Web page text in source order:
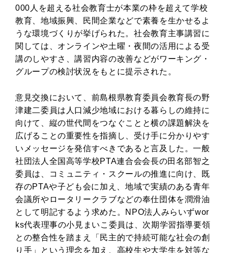
000人を超える社会教育士が本業の枠を超えて学校
教育、地域振興、民間企業などで素養を生かせるよ
うな環境づくりが挙げられた。社会教育主事講習に
関しては、オンラインや土曜・夜間の活用による受
講のしやすさ、講習内容の改善などがワーキング・
グループの検討状況をもとに提示された。
意見交換において、前島根県教育委員会教育長の野
津建二委員は人口減少地域における暮らしの維持に
向けて、縦の世代間をつなぐことと横の課題解決を
広げることの重要性を指摘し、受け手に分かりやす
いメッセージを発信すべきであると言及した。一般
社団法人全国高等学校PTA連合会会長の田名部智之
委員は、コミュニティ・スクールの推進に向け、既
存のPTAや子ども会に加え、地域で実績のある青年
会議所やロータリークラブなどの奉仕団体を潤滑油
として明記するよう求めた。NPO法人みらいずwor
ks代表理事の小見まいこ委員は、次期学習指導要領
との整合性を踏まえ「民主的で持続可能な社会の創
り手」という理念を加え、高校生や大学生を対等な